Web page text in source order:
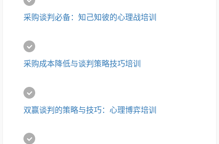
采购谈判必备：知己知彼的心理战培训
采购成本降低与谈判策略技巧培训
双赢谈判的策略与技巧：心理博弈培训